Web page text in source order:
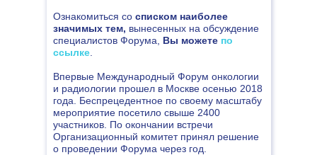
радиологии» Минздрава России
Олег Валентинович Пикин
рассказал об особенностях этого
Ознакомиться со списком наиболее
значимых тем, вынесенных на обсуждение
специалистов Форума, Вы можете по
ссылке
Впервые Международный Форум онкологии
и радиологии прошел в Москве осенью 2018
года. Беспрецедентное по своему масштабу
мероприятие посетило свыше 2400
участников. По окончании встречи
Организационный комитет принял решение
о проведении Форума через год.